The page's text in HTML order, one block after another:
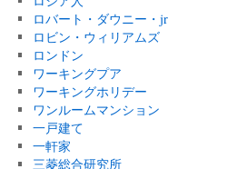
ロバート・ダウニー・jr
ロビン・ウィリアムズ
ロンドン
ワーキングプア
ワーキングホリデー
ワンルームマンション
一戸建て
一軒家
三菱総合研究所